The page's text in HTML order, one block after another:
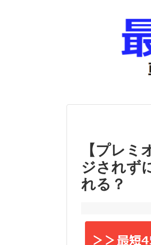
【プレ
ジされず
れる？